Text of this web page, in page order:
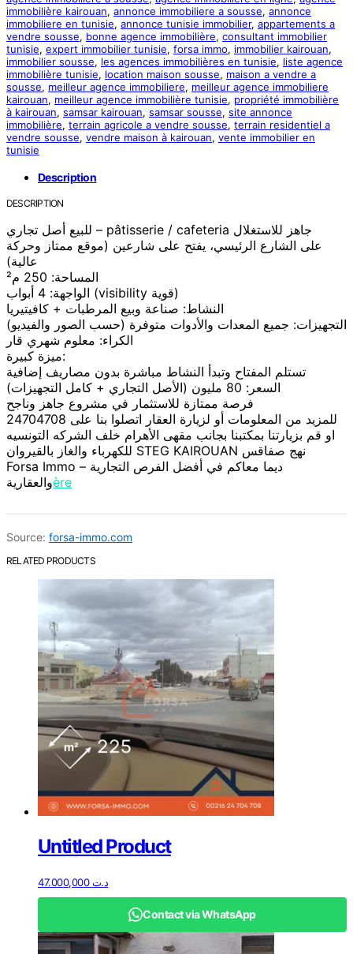
immobilière kairouan, annonce immobiliere a sousse, annonce
immobiliere en tunisie, annonce tunisie immobilier, appartements a
vendre sousse, bonne agence immobilière, consultant immobilier
tunisie, expert immobilier tunisie, forsa immo, immobilier kairouan,
immobilier sousse, les agences immobilières en tunisie, liste agence
immobilière tunisie, location maison sousse, maison a vendre a
sousse, meilleur agence immobiliere, meilleur agence immobiliere
kairouan, meilleur agence immobilière tunisie, propriété immobilière
à kairouan, samsar kairouan, samsar sousse, site annonce
immobilière, terrain agricole a vendre sousse, terrain residentiel a
vendre sousse, vendre maison à kairouan, vente immobilier en
tunisie
Description
DESCRIPTION
للبيع أصل تجاري – pâtisserie / cafeteria جاهز للاستغلال
على الشارع الرئيسي، يفتح على شارعين (موقع ممتاز وحركة
عالية)
المساحة: 250 م²
الواجهة: 4 أبواب (visibility قوية)
النشاط: صناعة وبيع المرطبات + كافيتيريا
التجهيزات: جميع المعدات والأدوات متوفرة (حسب الصور والفيديو)
الكراء: معلوم شهري قار
ميزة كبيرة:
تستلم المفتاح وتبدأ النشاط مباشرة بدون مصاريف إضافية
السعر: 80 مليون (الأصل التجاري + كامل التجهيزات)
فرصة ممتازة للاستثمار في مشروع جاهز وناجح
للمزيد من المعلومات أو لزيارة العقار اتصلوا بنا على 24704708
او قم بزيارتنا بمكتبنا بجانب مقهى الأهرام خلف الشركه التونسيه
للكهرباء والغاز بالقيروان STEG KAIROUAN نهج صفاقس
Forsa Immo – ديما معاكم في أفضل الفرص التجارية
والعقاريةère
Source: forsa-immo.com
RELATED PRODUCTS
Untitled Product
د.ت47.000,000
Contact via WhatsApp